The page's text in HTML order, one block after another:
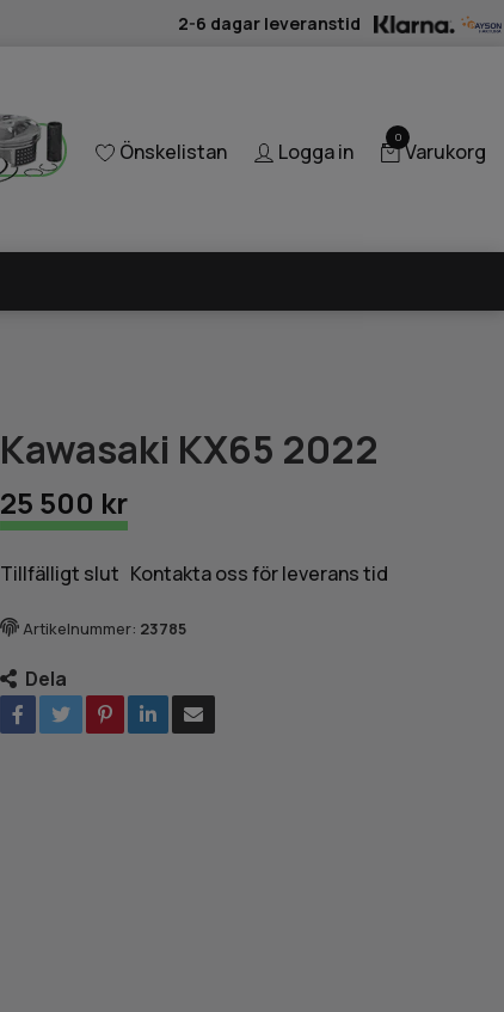
2-6 dagar leveranstid
Önskelistan Logga in
0
Varukorg
Kawasaki KX65 2022
25 500 kr
Tillfälligt slut Kontakta oss för leverans tid
Artikelnummer: 23785
Dela